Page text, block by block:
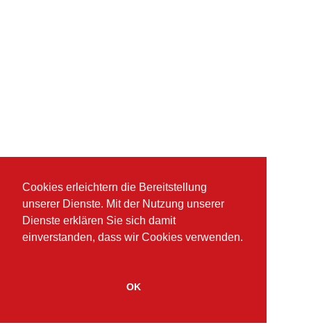
Cookies erleichtern die Bereitstellung
unserer Dienste. Mit der Nutzung unserer
Dienste erklären Sie sich damit
einverstanden, dass wir Cookies verwenden.
OK